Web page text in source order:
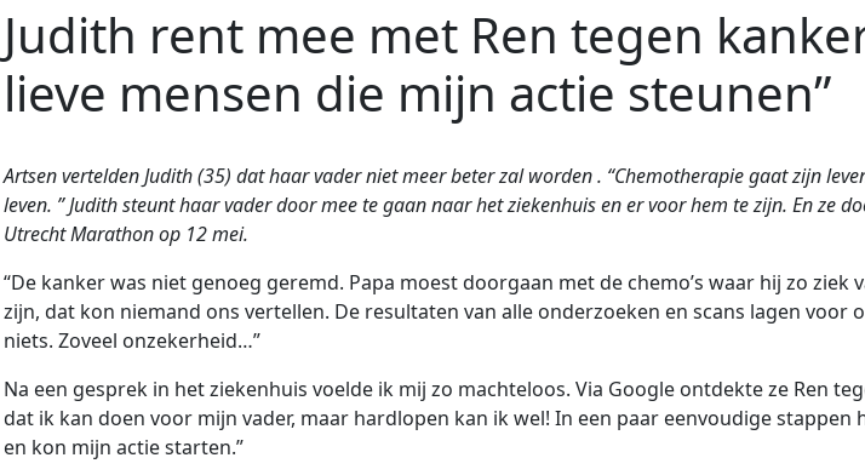
Judith rent mee met Ren tegen
lieve mensen die mijn actie steunen”
Artsen vertelden Judith (35) dat haar vader niet meer beter zal worden . “Chemotherapie gaat zijn
leven. ” Judith steunt haar vader door mee te gaan naar het ziekenhuis en er voor hem te zijn. En ze
Utrecht Marathon op 12 mei.
“De kanker was niet genoeg geremd. Papa moest doorgaan met de chemo’s waar hij zo ziek
zijn, dat kon niemand ons vertellen. De resultaten van alle onderzoeken en scans lagen voor
niets. Zoveel onzekerheid…”
Na een gesprek in het ziekenhuis voelde ik mij zo machteloos. Via Google ontdekte ze Ren
dat ik kan doen voor mijn vader, maar hardlopen kan ik wel! In een paar eenvoudige
en kon mijn actie starten.”